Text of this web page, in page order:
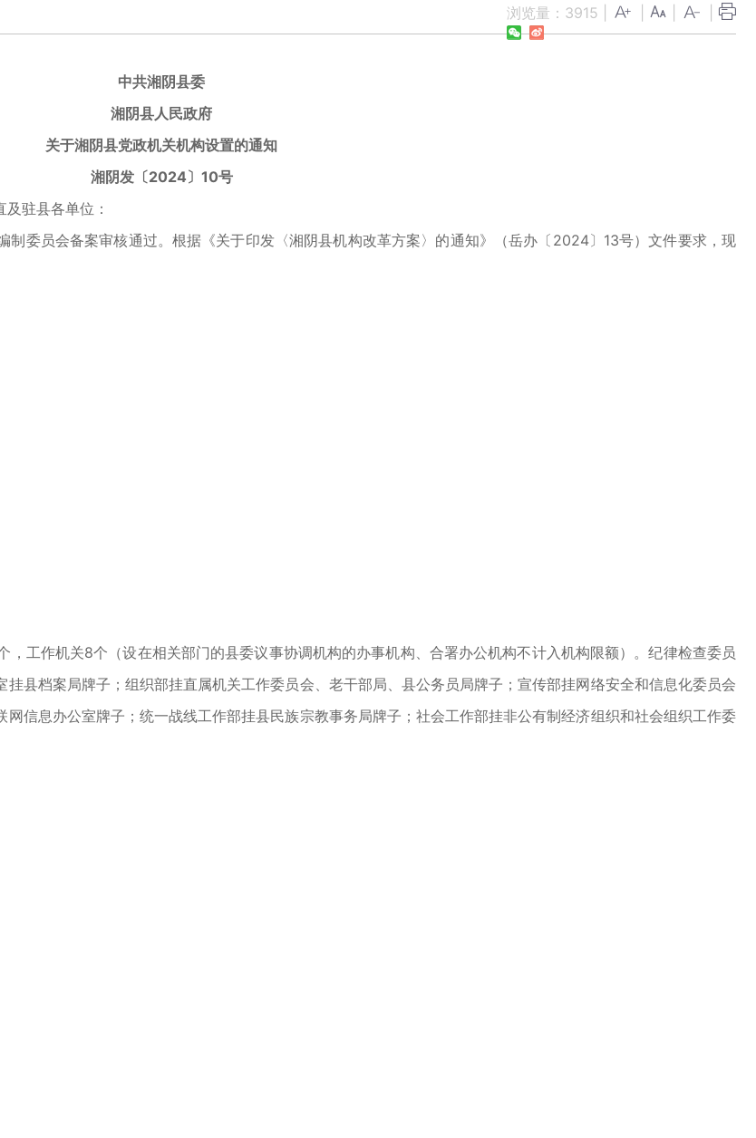
浏览量： 3915
中共湘阴县委
湘阴县人民政府
关于湘阴县党政机关机构设置的通知
湘阴发〔2024〕10号
驻县各单位：
委员会备案审核通过。根据《关于印发〈湘阴县机构改革方案〉的通知》（岳办〔2024〕13号）文件要求，现
作机关8个（设在相关部门的县委议事协调机构的办事机构、合署办公机构不计入机构限额）。纪律检查委员
县档案局牌子；组织部挂直属机关工作委员会、老干部局、县公务员局牌子；宣传部挂网络安全和信息化委员会
信息办公室牌子；统一战线工作部挂县民族宗教事务局牌子；社会工作部挂非公有制经济组织和社会组织工作委